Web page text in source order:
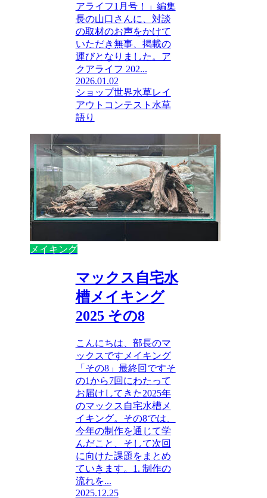
アライフ1月号！」編集
長の山口さんに、対談
の取材のお声をかけて
いただき無事、掲載の
運びとなりました。ア
クアライフ 202...
2026.01.02
ショップ世界水草レイ
アウトコンテスト 水草
語り
メイキング
マックス自宅水
槽メイキング
2025 その8
こんにちは、部長のマ
ックスですメイキング
「その8」最終回ですそ
の1から7回にわたって
お届けしてきた2025年
のマックス自宅水槽メ
イキング。その8では、
今年の制作を通じて学
んだこと、そして次回
に向けた課題をまとめ
ていきます。1. 制作の
流れを...
2025.12.25